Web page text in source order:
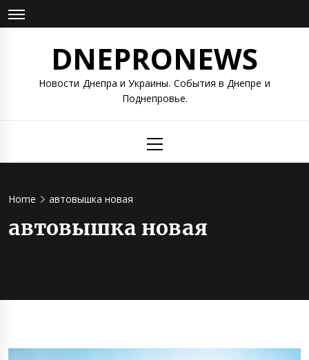
Skip
to
DNEPRONEWS
Новости Днепра и Украины. События в Днепре и
Поднепровье.
Menu
Home автовышка новая
автовышка новая